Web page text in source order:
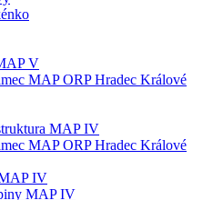
V
MAP ORP Hradec Králové
MAP IV
MAP ORP Hradec Králové
IV
MAP IV